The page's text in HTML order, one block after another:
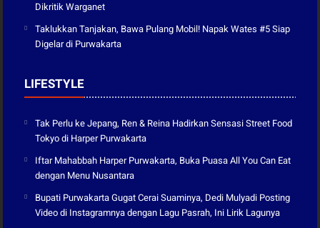
Dikritik Warganet
Taklukkan Tanjakan, Bawa Pulang Mobil! Napak Wates #5 Siap
Digelar di Purwakarta
LIFESTYLE
Tak Perlu ke Jepang, Ren & Reina Hadirkan Sensasi Street Food
Tokyo di Harper Purwakarta
Iftar Mahabbah Harper Purwakarta, Buka Puasa All You Can Eat
dengan Menu Nusantara
Bupati Purwakarta Gugat Cerai Suaminya, Dedi Mulyadi Posting
Video di Instagramnya dengan Lagu Pasrah, Ini Lirik Lagunya